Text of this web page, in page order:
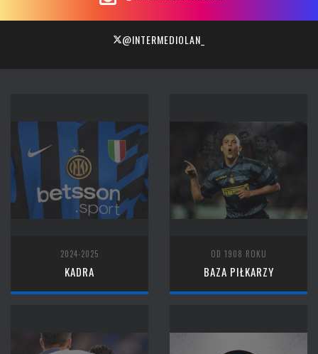
@INTERMEDIOLAN_
2024-2025
KADRA
OD 1908 ROKU
BAZA PIŁKARZY